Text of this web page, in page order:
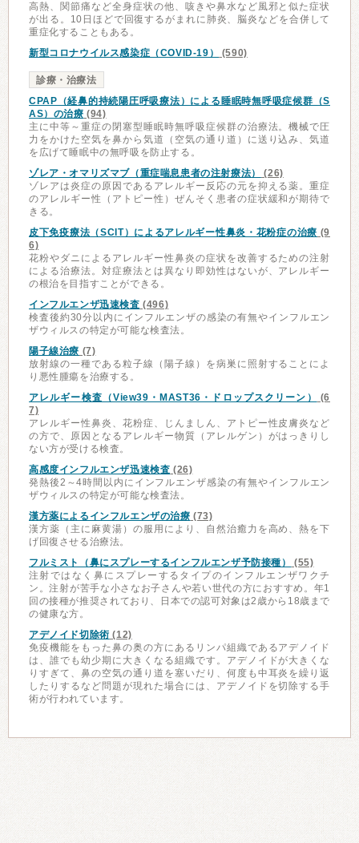
高熱、関節痛など全身症状の他、咳きや鼻水など風邪と似た症状
が出る。10日ほどで回復するがまれに肺炎、脳炎などを合併して
重症化することもある。
新型コロナウイルス感染症（COVID-19）
(590)
診療・治療法
CPAP（経鼻的持続陽圧呼吸療法）による睡眠時無呼吸症候群（S
AS）の治療 (94)
主に中等～重症の閉塞型睡眠時無呼吸症候群の治療法。機械で圧
力をかけた空気を鼻から気道（空気の通り道）に送り込み、気道
を広げて睡眠中の無呼吸を防止する。
ゾレア・オマリズマブ（重症喘息患者の注射療法）
(26)
ゾレアは炎症の原因であるアレルギー反応の元を抑える薬。重症
のアレルギー性（アトピー性）ぜんそく患者の症状緩和が期待で
きる。
皮下免疫療法（SCIT）によるアレルギー性鼻炎・花粉症の治療 (9
6)
花粉やダニによるアレルギー性鼻炎の症状を改善するための注射
による治療法。対症療法とは異なり即効性はないが、アレルギー
の根治を目指すことができる。
インフルエンザ迅速検査 (496)
検査後約30分以内にインフルエンザの感染の有無やインフルエン
ザウィルスの特定が可能な検査法。
陽子線治療 (7)
放射線の一種である粒子線（陽子線）を病巣に照射することによ
り悪性腫瘍を治療する。
アレルギー検査（View39・MAST36・ドロップスクリーン）
(6
7)
アレルギー性鼻炎、花粉症、じんましん、アトピー性皮膚炎など
の方で、原因となるアレルギー物質（アレルゲン）がはっきりし
ない方が受ける検査。
高感度インフルエンザ迅速検査 (26)
発熱後2～4時間以内にインフルエンザ感染の有無やインフルエン
ザウィルスの特定が可能な検査法。
漢方薬によるインフルエンザの治療 (73)
漢方薬（主に麻黄湯）の服用により、自然治癒力を高め、熱を下
げ回復させる治療法。
フルミスト（鼻にスプレーするインフルエンザ予防接種）
(55)
注射ではなく鼻にスプレーするタイプのインフルエンザワクチ
ン。注射が苦手な小さなお子さんや若い世代の方におすすめ。年1
回の接種が推奨されており、日本での認可対象は2歳から18歳まで
の健康な方。
アデノイド切除術 (12)
免疫機能をもった鼻の奥の方にあるリンパ組織であるアデノイド
は、誰でも幼少期に大きくなる組織です。アデノイドが大きくな
りすぎて、鼻の空気の通り道を塞いだり、何度も中耳炎を繰り返
したりするなど問題が現れた場合には、アデノイドを切除する手
術が行われています。